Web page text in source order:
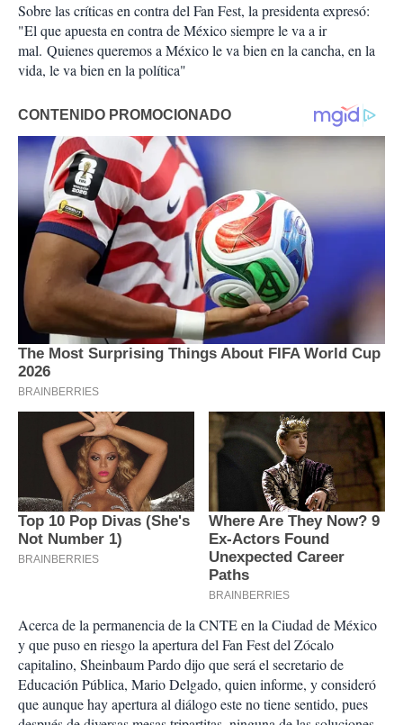
Sobre las críticas en contra del Fan Fest, la presidenta expresó:
"El que apuesta en contra de México siempre le va a ir
mal. Quienes queremos a México le va bien en la cancha, en la
vida, le va bien en la política"
Acerca de la permanencia de la CNTE en la Ciudad de México
y que puso en riesgo la apertura del Fan Fest del Zócalo
capitalino, Sheinbaum Pardo dijo que será el secretario de
Educación Pública, Mario Delgado, quien informe, y consideró
que aunque hay apertura al diálogo este no tiene sentido, pues